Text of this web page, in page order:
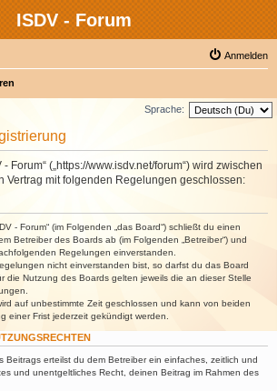
ISDV - Forum
Anmelden
Sprache:
- Forum“ („https://www.isdv.net/forum“) wird zwischen
Vertrag mit folgenden Regelungen geschlossen:
- Forum“ (im Folgenden „das Board“) schließt du einen
Betreiber des Boards ab (im Folgenden „Betreiber“) und
Regelungen einverstanden.
nicht einverstanden bist, so darfst du das Board
die Nutzung des Boards gelten jeweils die an dieser Stelle
auf unbestimmte Zeit geschlossen und kann von beiden
einer Frist jederzeit gekündigt werden.
Beitrags erteilst du dem Betreiber ein einfaches, zeitlich und
und unentgeltliches Recht, deinen Beitrag im Rahmen des